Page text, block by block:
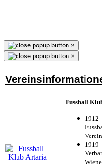
×
×
Fussball
1912
1919